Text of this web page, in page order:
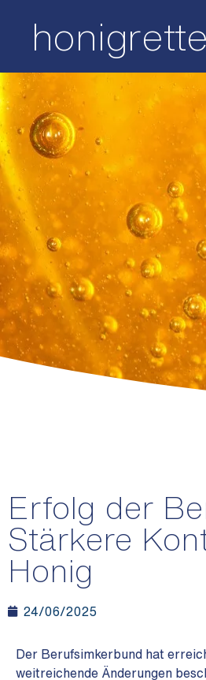
Erfolg der
Stärkere
Honig
24/06/2025
Der Berufsimkerbund hat
weitreichende Änderungen